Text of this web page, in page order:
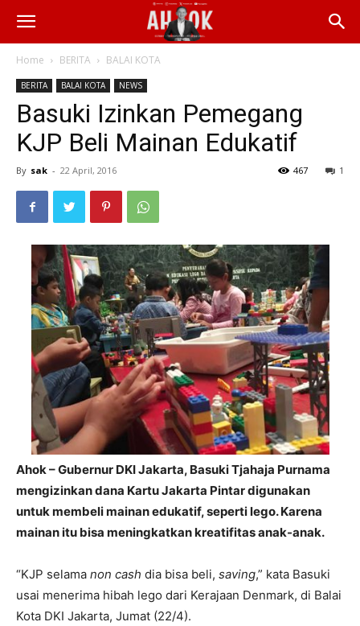
Home BERITA BALAI KOTA
BERITA BALAI KOTA NEWS
Basuki Izinkan Pemegang
KJP Beli Mainan Edukatif
By sak - 22 April, 2016 1
467
Ahok – Gubernur DKI Jakarta, Basuki Tjahaja Purnama
mengizinkan dana Kartu Jakarta Pintar digunakan
untuk membeli mainan edukatif, seperti lego. Karena
mainan itu bisa meningkatkan kreatifitas anak-anak.
“KJP selama non cash dia bisa beli, saving,” kata Basuki
usai menerima hibah lego dari Kerajaan Denmark, di Balai
Kota DKI Jakarta, Jumat (22/4).